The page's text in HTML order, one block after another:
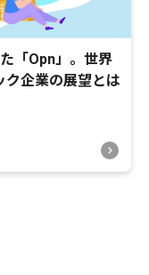
「Opn」。世界
ク企業の展望とは